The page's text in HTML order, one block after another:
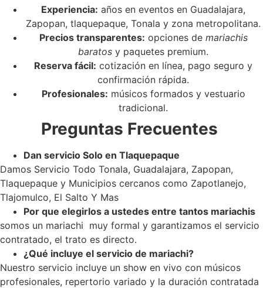
Experiencia: años en eventos en Guadalajara,
Zapopan, tlaquepaque, Tonala y zona metropolitana.
Precios transparentes: opciones de mariachis
baratos y paquetes premium.
Reserva fácil: cotización en línea, pago seguro y
confirmación rápida.
Profesionales: músicos formados y vestuario
tradicional.
Preguntas Frecuentes
Dan servicio Solo en Tlaquepaque
Damos Servicio Todo Tonala, Guadalajara, Zapopan,
Tlaquepaque y Municipios cercanos como Zapotlanejo,
Tlajomulco, El Salto Y Mas
Por que elegirlos a ustedes entre tantos mariachis
somos un mariachi muy formal y garantizamos el servicio
contratado, el trato es directo.
¿Qué incluye el servicio de mariachi?
Nuestro servicio incluye un show en vivo con músicos
profesionales, repertorio variado y la duración contratada